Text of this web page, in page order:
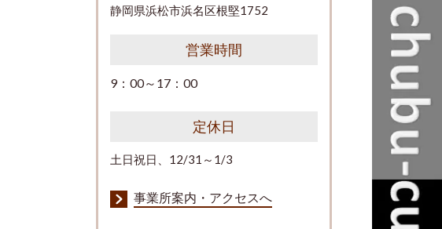
静岡県浜松市浜名区根堅1752
営業時間
9：00～17：00
定休日
土日祝日、12/31～1/3
事業所案内・アクセスへ